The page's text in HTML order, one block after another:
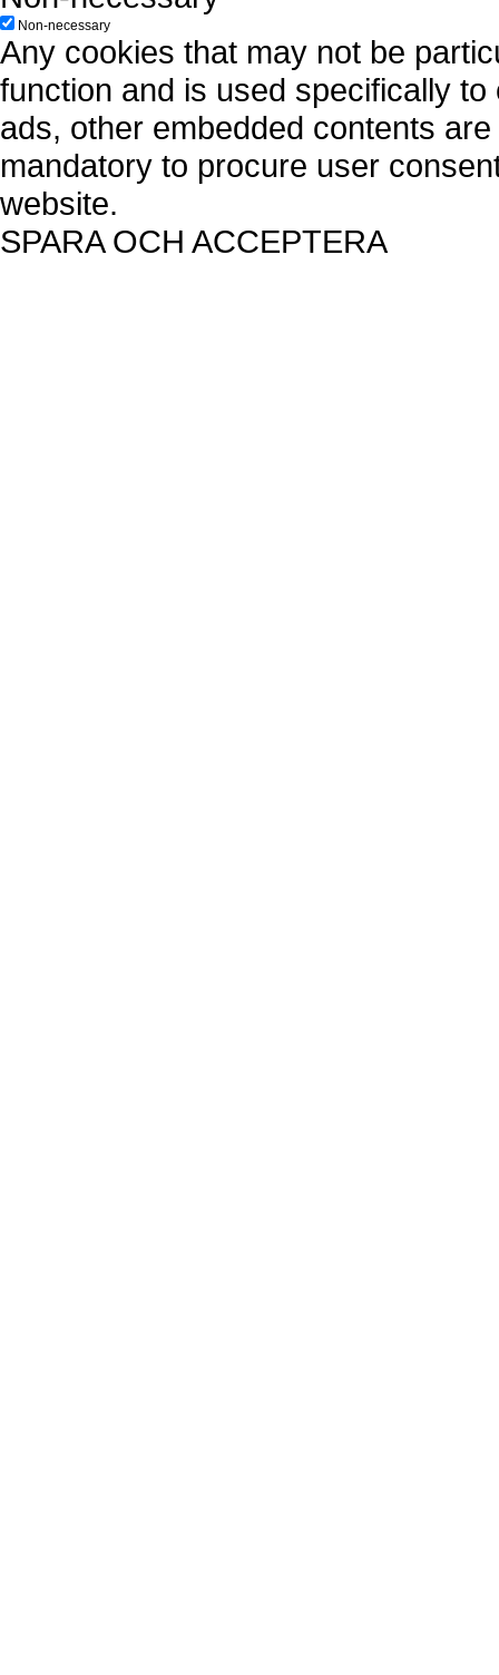
Non-necessary
Any cookies that may not be
function and is used specifically
ads, other embedded contents
mandatory to procure user
website.
SPARA OCH ACCEPTERA